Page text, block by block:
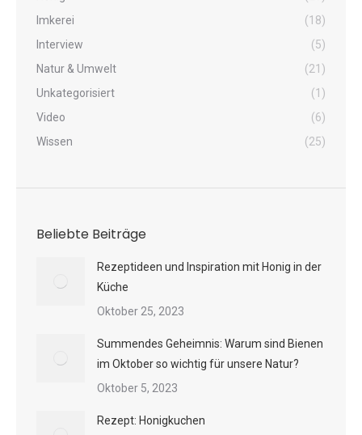
Imkerei
(18)
Interview
(5)
Natur & Umwelt
(21)
Unkategorisiert
(1)
Video
(6)
Wissen
(25)
Beliebte Beiträge
Rezeptideen und Inspiration mit Honig in der
Küche
Oktober 25, 2023
Summendes Geheimnis: Warum sind Bienen
im Oktober so wichtig für unsere Natur?
Oktober 5, 2023
Rezept: Honigkuchen